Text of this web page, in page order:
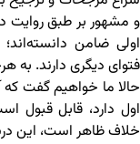
و مشهور بر طبق روایت
اولی ضامن
فتوای دیگری دارند. به
حالا ما خواهیم گفت
اول دارد، قابل قبول
خلاف ظاهر است، این